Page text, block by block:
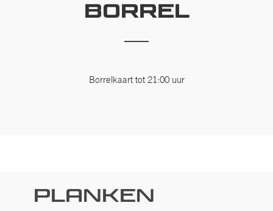
BORREL
Borrelkaart tot 21:00 uur
Planken